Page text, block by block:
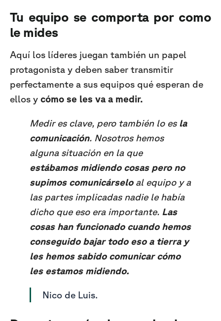
Tu equipo se comporta por como
le mides
Aquí los líderes juegan también un papel
protagonista y deben saber transmitir
perfectamente a sus equipos qué esperan de
ellos y cómo se les va a medir.
Medir es clave, pero también lo es la
comunicación. Nosotros hemos
alguna situación en la que
estábamos midiendo cosas pero no
supimos comunicárseloal equipo y a
las partes implicadas nadie le había
dicho que eso era importante. Las
cosas han funcionado cuando hemos
conseguido bajar todo eso a tierra y
les hemos sabido comunicar cómo
les estamos midiendo.
Nico de Luis.